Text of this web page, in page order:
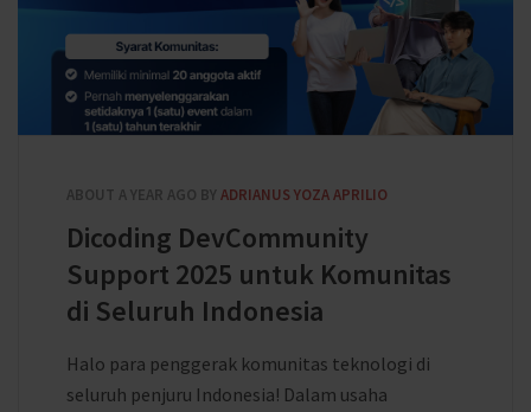
ABOUT A YEAR AGO BY ADRIANUS YOZA APRILIO
Dicoding DevCommunity
Support 2025 untuk Komunitas
di Seluruh Indonesia
Halo para penggerak komunitas teknologi di
seluruh penjuru Indonesia! Dalam usaha